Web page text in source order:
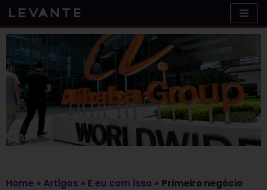
Skip
to
Home » Artigos » E eu com isso » Primeiro negócio